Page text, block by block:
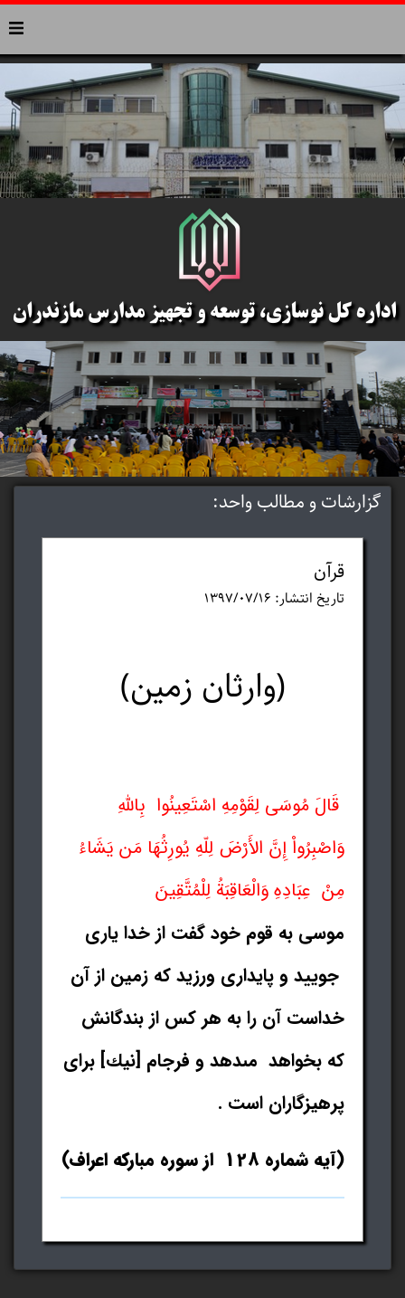
گزارشات و مطالب واحد:
قرآن
تاریخ انتشار: ۱۳۹۷/۰۷/۱۶
(وارثان زمین)
قَالَ مُوسَى لِقَوْمِهِ اسْتَعِينُوا بِاللّهِ
وَاصْبِرُواْ إِنَّ الأَرْضَ لِلّهِ يُورِثُهَا مَن يَشَاءُ
مِنْ عِبَادِهِ وَالْعَاقِبَةُ لِلْمُتَّقِينَ
موسى به قوم خود گفت از خدا يارى
جوييد و پايدارى ورزيد كه زمين از آن
خداست آن را به هر كس از بندگانش
كه بخواهد مى‏دهد و فرجام [نيك] براى
پرهيزگاران است .
(آيه شماره 128 از سوره مبارکه اعراف)